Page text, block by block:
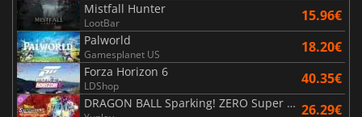
Mistfall Hunter
LootBar 15.96€
Palworld
Gamesplanet US 18.20€
Forza Horizon 6
LDShop 40.35€
DRAGON BALL Sparking! ZERO Super Limit Breaking NEO 26.29€